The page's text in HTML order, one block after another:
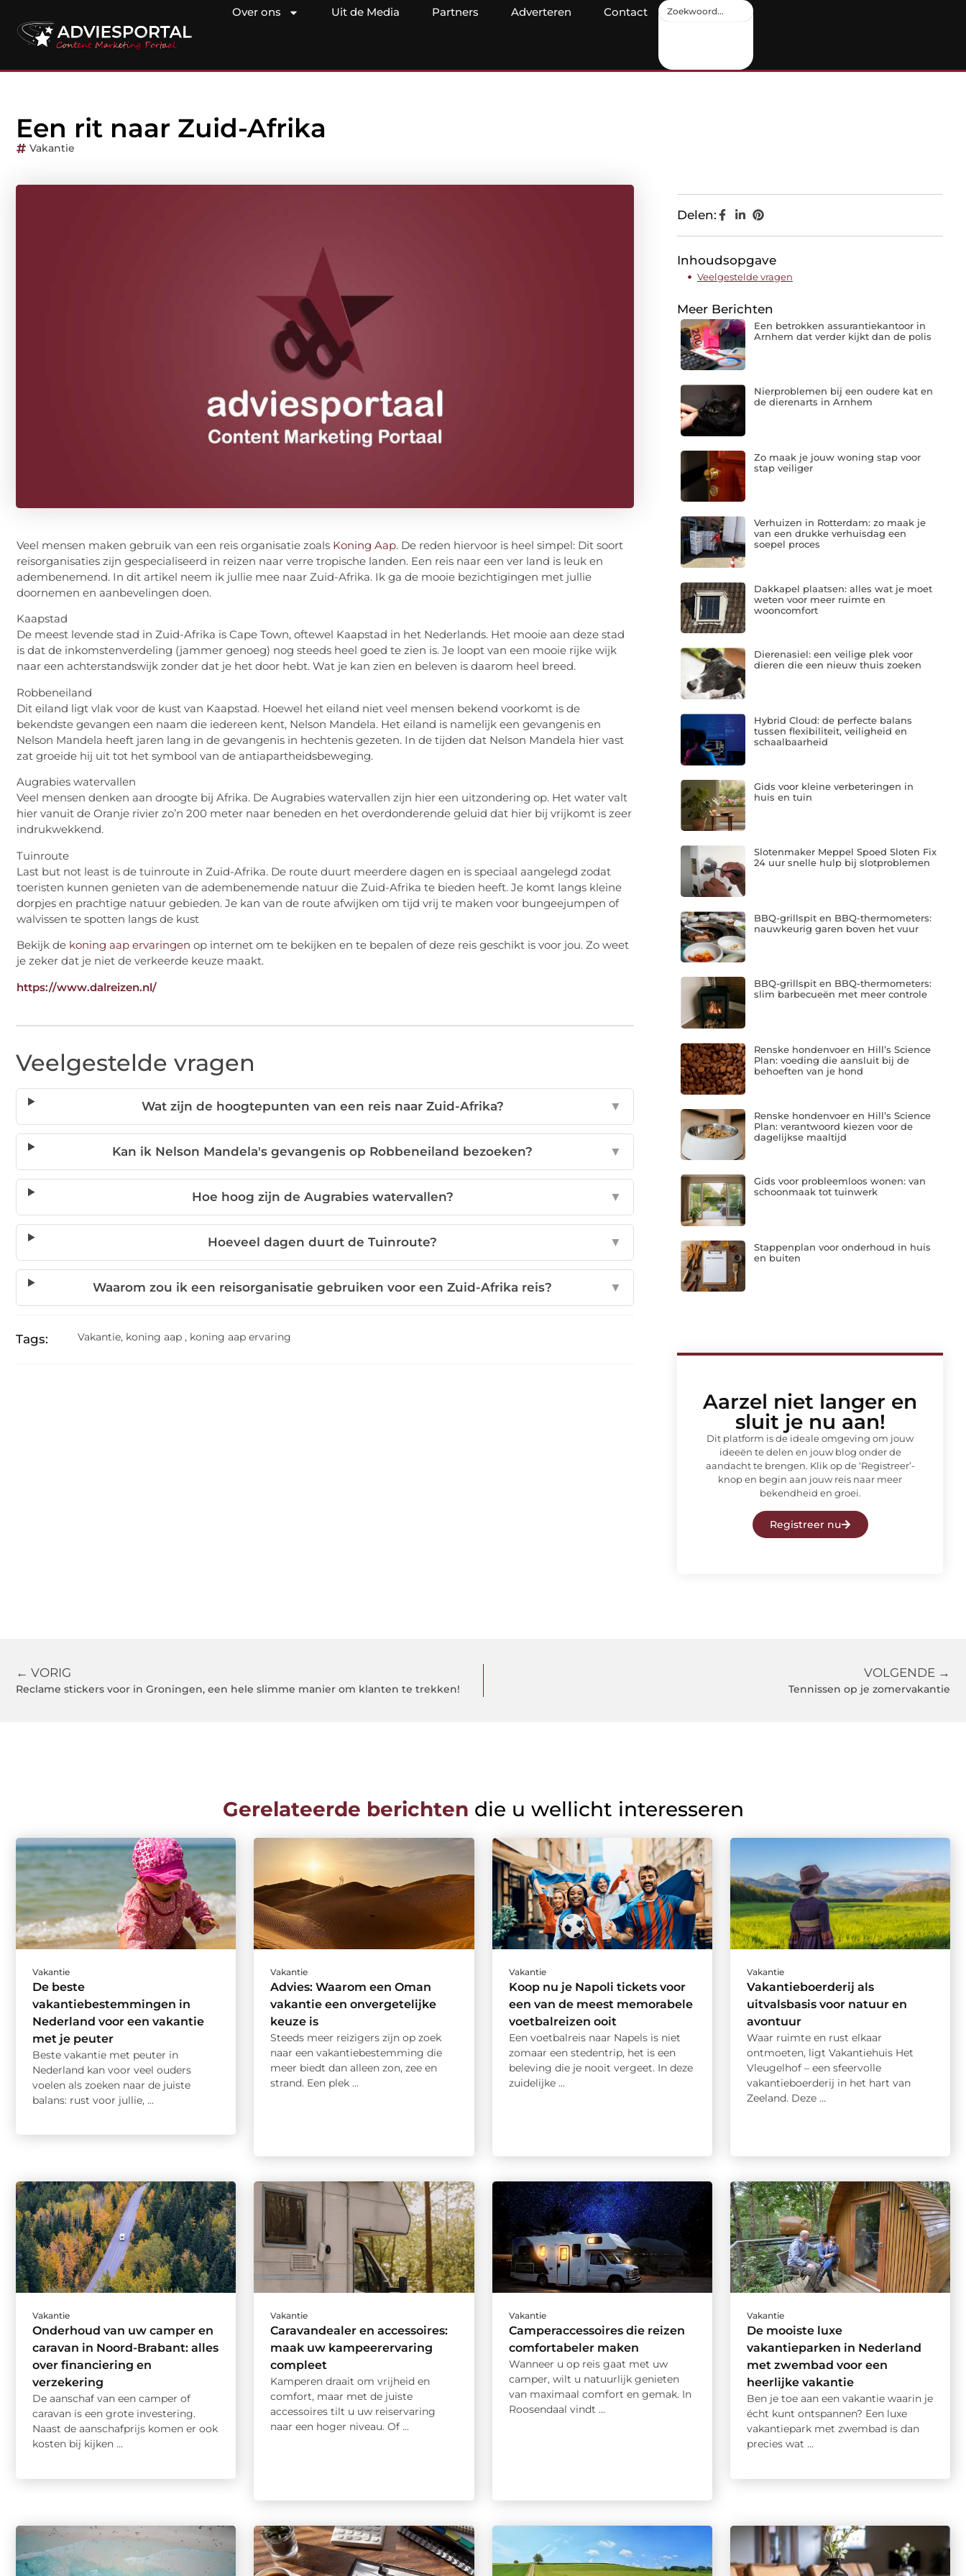
Over ons Uit de Media Partners Adverteren Contact
Een rit naar Zuid-Afrika
Vakantie
Veel mensen maken gebruik van een reis organisatie zoals Koning Aap. De reden hiervoor is heel simpel: Dit soort
reisorganisaties zijn gespecialiseerd in reizen naar verre tropische landen. Een reis naar een ver land is leuk en
adembenemend. In dit artikel neem ik jullie mee naar Zuid-Afrika. Ik ga de mooie bezichtigingen met jullie
doornemen en aanbevelingen doen.
Kaapstad
De meest levende stad in Zuid-Afrika is Cape Town, oftewel Kaapstad in het Nederlands. Het mooie aan deze stad
is dat de inkomstenverdeling (jammer genoeg) nog steeds heel goed te zien is. Je loopt van een mooie rijke wijk
naar een achterstandswijk zonder dat je het door hebt. Wat je kan zien en beleven is daarom heel breed.
Robbeneiland
Dit eiland ligt vlak voor de kust van Kaapstad. Hoewel het eiland niet veel mensen bekend voorkomt is de
bekendste gevangen een naam die iedereen kent, Nelson Mandela. Het eiland is namelijk een gevangenis en
Nelson Mandela heeft jaren lang in de gevangenis in hechtenis gezeten. In de tijden dat Nelson Mandela hier vast
zat groeide hij uit tot het symbool van de antiapartheidsbeweging.
Augrabies watervallen
Veel mensen denken aan droogte bij Afrika. De Augrabies watervallen zijn hier een uitzondering op. Het water valt
hier vanuit de Oranje rivier zo’n 200 meter naar beneden en het overdonderende geluid dat hier bij vrijkomt is zeer
indrukwekkend.
Tuinroute
Last but not least is de tuinroute in Zuid-Afrika. De route duurt meerdere dagen en is speciaal aangelegd zodat
toeristen kunnen genieten van de adembenemende natuur die Zuid-Afrika te bieden heeft. Je komt langs kleine
dorpjes en prachtige natuur gebieden. Je kan van de route afwijken om tijd vrij te maken voor bungeejumpen of
walvissen te spotten langs de kust
Bekijk de koning aap ervaringen op internet om te bekijken en te bepalen of deze reis geschikt is voor jou. Zo weet
je zeker dat je niet de verkeerde keuze maakt.
https://www.dalreizen.nl/
Veelgestelde vragen
Wat zijn de hoogtepunten van een reis naar Zuid-Afrika? ▼
Kan ik Nelson Mandela's gevangenis op Robbeneiland bezoeken? ▼
Hoe hoog zijn de Augrabies watervallen? ▼
Hoeveel dagen duurt de Tuinroute? ▼
Waarom zou ik een reisorganisatie gebruiken voor een Zuid-Afrika reis? ▼
Tags: Vakantie, koning aap , koning aap ervaring
Delen:
Inhoudsopgave
Veelgestelde vragen
Meer Berichten
Een betrokken assurantiekantoor in
Arnhem dat verder kijkt dan de polis
Nierproblemen bij een oudere kat en
de dierenarts in Arnhem
Zo maak je jouw woning stap voor
stap veiliger
Verhuizen in Rotterdam: zo maak je
van een drukke verhuisdag een
soepel proces
Dakkapel plaatsen: alles wat je moet
weten voor meer ruimte en
wooncomfort
Dierenasiel: een veilige plek voor
dieren die een nieuw thuis zoeken
Hybrid Cloud: de perfecte balans
tussen flexibiliteit, veiligheid en
schaalbaarheid
Gids voor kleine verbeteringen in
huis en tuin
Slotenmaker Meppel Spoed Sloten Fix
24 uur snelle hulp bij slotproblemen
BBQ-grillspit en BBQ-thermometers:
nauwkeurig garen boven het vuur
BBQ-grillspit en BBQ-thermometers:
slim barbecueën met meer controle
Renske hondenvoer en Hill’s Science
Plan: voeding die aansluit bij de
behoeften van je hond
Renske hondenvoer en Hill’s Science
Plan: verantwoord kiezen voor de
dagelijkse maaltijd
Gids voor probleemloos wonen: van
schoonmaak tot tuinwerk
Stappenplan voor onderhoud in huis
en buiten
Aarzel niet langer en
sluit je nu aan!
Dit platform is de ideale omgeving om jouw
ideeën te delen en jouw blog onder de
aandacht te brengen. Klik op de ‘Registreer’-
knop en begin aan jouw reis naar meer
bekendheid en groei.
Registreer nu
← VORIG
Reclame stickers voor in Groningen, een hele slimme manier om klanten te trekken!
VOLGENDE →
Tennissen op je zomervakantie
Gerelateerde berichten die u wellicht interesseren
Vakantie
De beste
vakantiebestemmingen in
Nederland voor een vakantie
met je peuter
Beste vakantie met peuter in
Nederland kan voor veel ouders
voelen als zoeken naar de juiste
balans: rust voor jullie, ...
Vakantie
Advies: Waarom een Oman
vakantie een onvergetelijke
keuze is
Steeds meer reizigers zijn op zoek
naar een vakantiebestemming die
meer biedt dan alleen zon, zee en
strand. Een plek ...
Vakantie
Koop nu je Napoli tickets voor
een van de meest memorabele
voetbalreizen ooit
Een voetbalreis naar Napels is niet
zomaar een stedentrip, het is een
beleving die je nooit vergeet. In deze
zuidelijke ...
Vakantie
Vakantieboerderij als
uitvalsbasis voor natuur en
avontuur
Waar ruimte en rust elkaar
ontmoeten, ligt Vakantiehuis Het
Vleugelhof – een sfeervolle
vakantieboerderij in het hart van
Zeeland. Deze ...
Vakantie
Onderhoud van uw camper en
caravan in Noord-Brabant: alles
over financiering en
verzekering
De aanschaf van een camper of
caravan is een grote investering.
Naast de aanschafprijs komen er ook
kosten bij kijken ...
Vakantie
Caravandealer en accessoires:
maak uw kampeerervaring
compleet
Kamperen draait om vrijheid en
comfort, maar met de juiste
accessoires tilt u uw reiservaring
naar een hoger niveau. Of ...
Vakantie
Camperaccessoires die reizen
comfortabeler maken
Wanneer u op reis gaat met uw
camper, wilt u natuurlijk genieten
van maximaal comfort en gemak. In
Roosendaal vindt ...
Vakantie
De mooiste luxe
vakantieparken in Nederland
met zwembad voor een
heerlijke vakantie
Ben je toe aan een vakantie waarin je
écht kunt ontspannen? Een luxe
vakantiepark met zwembad is dan
precies wat ...